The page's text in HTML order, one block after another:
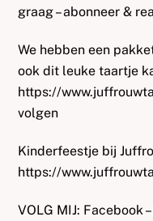
graag – abonneer &
We hebben een
ook dit leuke taartje
https://
volgen
Kinderfeestje bij
https://
VOLG MIJ: Facebook